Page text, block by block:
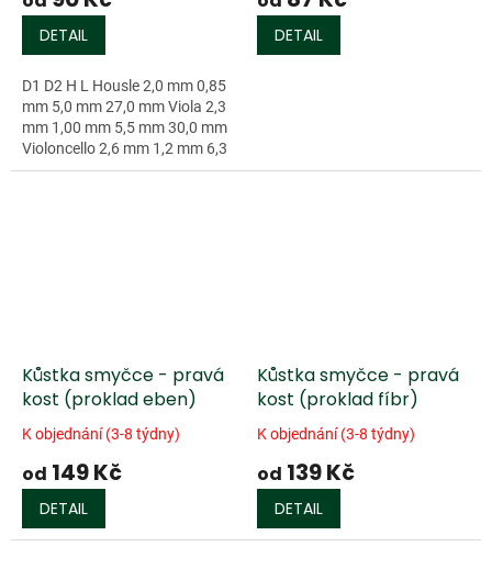
DETAIL
D1 D2 H L Housle 2,0 mm 0,85
mm 5,0 mm 27,0 mm Viola 2,3
mm 1,00 mm 5,5 mm 30,0 mm
Violoncello 2,6 mm 1,2 mm 6,3
mm 36,5 mm...
DETAIL
Kůstka smyčce - pravá
kost (proklad eben)
K objednání (3-8 týdny)
od 149 Kč
DETAIL
Kůstka smyčce - pravá
kost (proklad fíbr)
K objednání (3-8 týdny)
od 139 Kč
DETAIL